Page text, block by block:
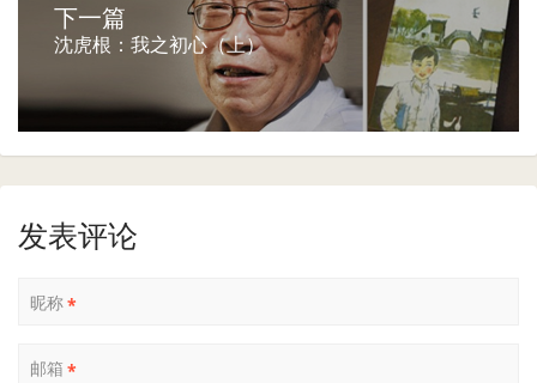
下一篇
沈虎根：我之初心（上）
发表评论
昵称*
邮箱 *